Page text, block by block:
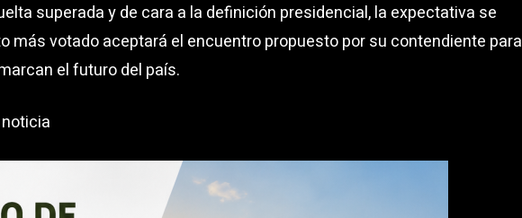
superada y de cara a la definición presidencial, la expectativa se
más votado aceptará el encuentro propuesto por su contendiente para
el futuro del país.